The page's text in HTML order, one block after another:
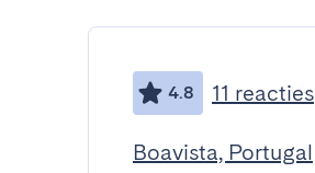
4.8 11 reacties
Boavista, Portugal